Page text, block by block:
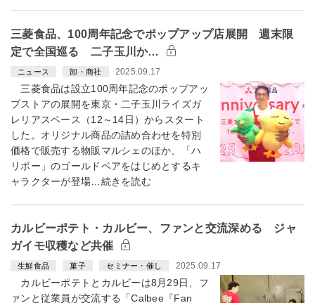
三菱食品、100周年記念でポップアップ店展開 週末限
定で全国巡る 二子玉川か…
ニュース 卸・商社 2025.09.17
三菱食品は設立100周年記念のポップアッ
プストアの展開を東京・二子玉川ライズガ
レリアスペース（12～14日）からスタート
した。オリジナル商品の詰め合わせを特別
価格で販売する物販マルシェのほか、「ハ
リボー」のゴールドベアをはじめとするキ
ャラクターが登場…続きを読む
カルビーポテト・カルビー、ファンと交流深める ジャ
ガイモ収穫など共催
生鮮食品 菓子 セミナー・催し 2025.09.17
カルビーポテトとカルビーは8月29日、フ
ァンと従業員が交流する「Calbee『Fan